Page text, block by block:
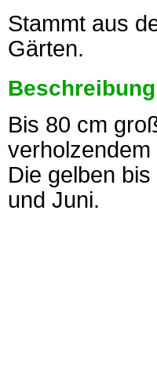
Stammt aus
Gärten.
Bis 80 cm
Die gelben
und Juni.